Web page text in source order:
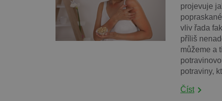
projevuje
vliv řada
příliš
můžeme a
potraviny,
Číst